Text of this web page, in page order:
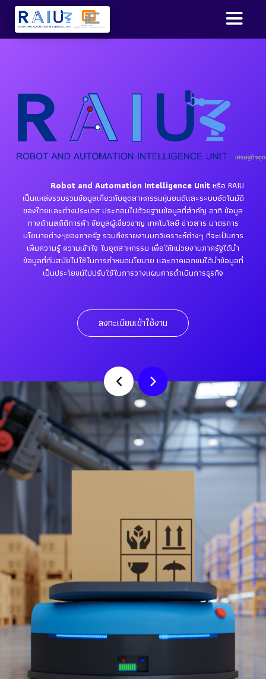
PreviousNext
Robot and Automation Intelligence Unitหรือ RAIU
เป็นแหล่งรวบรวมข้อมูลเกี่ยวกับอุตสาหกรรมหุ่นยนต์และระบบอัตโนมัติ
ของไทยและต่างประเทศ ประกอบไปด้วยฐานข้อมูลที่สำคัญ อาทิ ข้อมูล
ทางด้านสถิติการค้า ข้อมูลผู้เชี่ยวชาญ เทคโนโลยี ข่าวสาร มาตรการ
นโยบายต่างๆของภาครัฐ รวมถึงรายงานบทวิเคราะห์ต่างๆ ที่จะเป็นการ
เพิ่มความรู้ ความเข้าใจ ในอุตสาหกรรม เพื่อให้หน่วยงานภาครัฐได้นำ
ข้อมูลที่ทันสมัยไปใช้ในการกำหนดนโยบาย และภาคเอกชนได้นำข้อมูลที่
เป็นประโยชน์ไปปรับใช้ในการวางแผนการดำเนินการธุรกิจ
ลงทะเบียนเข้าใช้งาน